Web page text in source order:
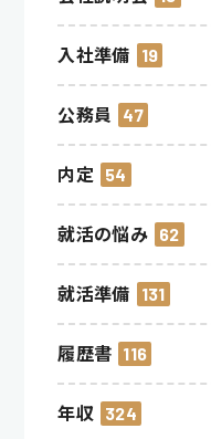
入社準備 19
公務員 47
内定 54
就活の悩み 62
就活準備 131
履歴書 116
年収 324